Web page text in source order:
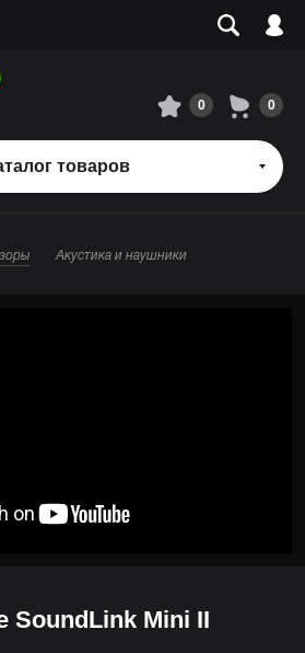
0 0
товаров
Акустика и наушники
SoundLink Mini II